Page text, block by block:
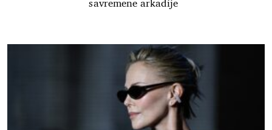
savremene arkadije